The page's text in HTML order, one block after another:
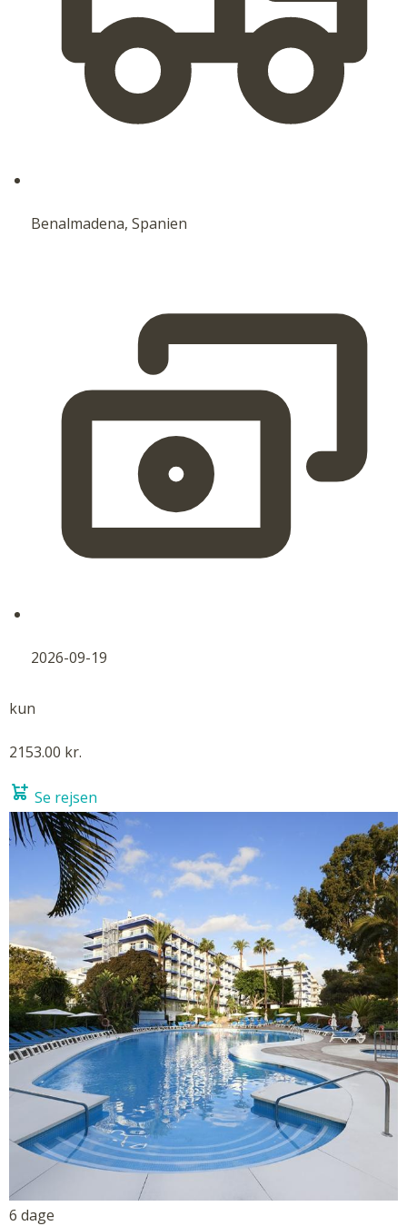
Benalmadena, Spanien
2026-09-19
kun
2153.00 kr.
Se rejsen
6 dage